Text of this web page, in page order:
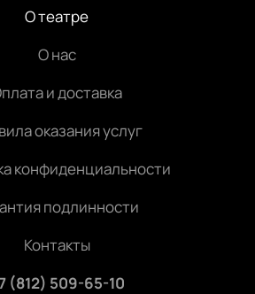
О театре
О нас
и доставка
оказания услуг
конфиденциальности
подлинности
Контакты
(812) 509-65-10